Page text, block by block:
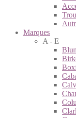
Marques
A - E